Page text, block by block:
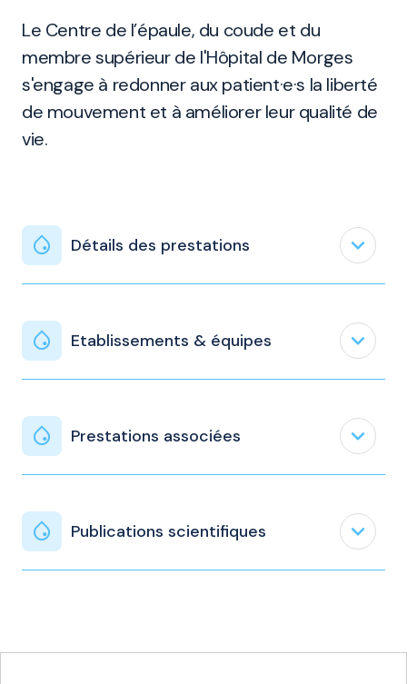
Le Centre de l’épaule, du coude et du
membre supérieur de l'Hôpital de Morges
s'engage à redonner aux patient·e·s la liberté
de mouvement et à améliorer leur qualité de
vie.
Détails des prestations expand_less
Etablissements & équipes expand_less
Prestations associées expand_less
Publications scientifiques expand_less